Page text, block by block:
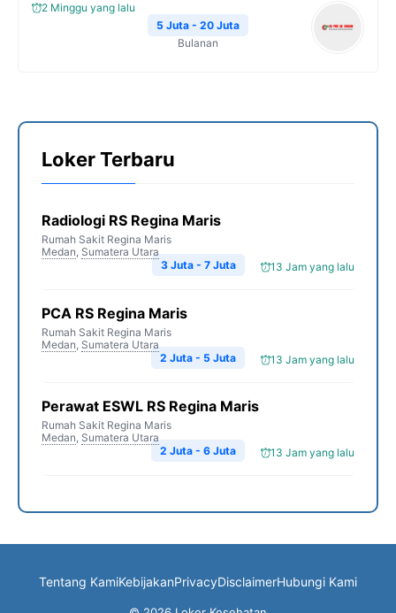
2 Minggu yang lalu
5 Juta - 20 Juta
Bulanan
Loker Terbaru
Radiologi RS Regina Maris
Rumah Sakit Regina Maris
Medan, Sumatera Utara
13 Jam yang lalu
3 Juta - 7 Juta
PCA RS Regina Maris
Rumah Sakit Regina Maris
Medan, Sumatera Utara
13 Jam yang lalu
2 Juta - 5 Juta
Perawat ESWL RS Regina Maris
Rumah Sakit Regina Maris
Medan, Sumatera Utara
13 Jam yang lalu
2 Juta - 6 Juta
Tentang KamiKebijakanPrivacyDisclaimerHubungi Kami